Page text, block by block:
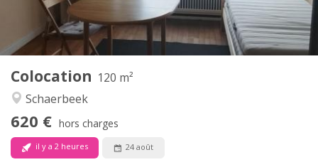
Colocation 120 m²
Schaerbeek
620 € hors charges
il y a 2 heures 24 août
Salle de bain:
Commune
Cuisine:
Commune
Superficie:
120 m
2
Pièces privées:
3
Chaleureuse, studieuse, communautaire,